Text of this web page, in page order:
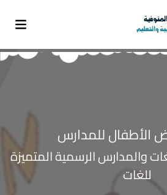
الأطفال للمدارس
والمدارس الرسمية المتميزة
للغات